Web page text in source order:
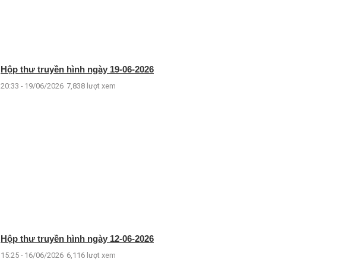
Hộp thư truyền hình ngày 19-06-2026
20:33 - 19/06/2026 7,838 lượt xem
Hộp thư truyền hình ngày 12-06-2026
15:25 - 16/06/2026 6,116 lượt xem